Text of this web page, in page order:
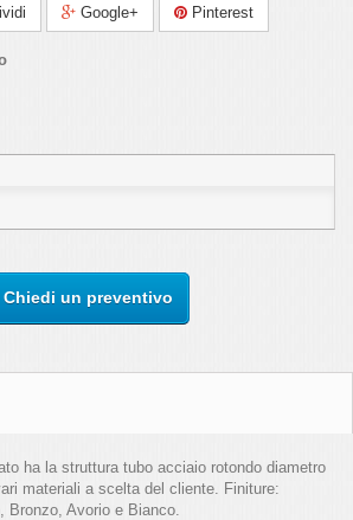
Google+ Pinterest
Chiedi un preventivo
ha la struttura tubo acciaio rotondo diametro
materiali a scelta del cliente. Finiture:
Bronzo, Avorio e Bianco.